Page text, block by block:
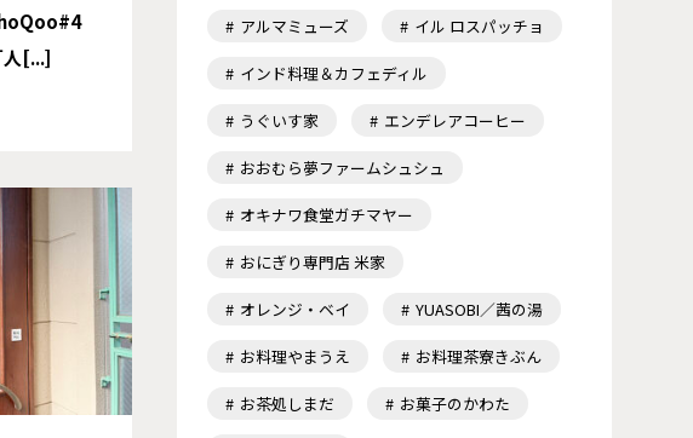
人[...]
アルマミューズ イル ロスパッチョ
インド料理＆カフェディル
うぐいす家 エンデレアコーヒー
おおむら夢ファームシュシュ
オキナワ食堂ガチマヤー
おにぎり専門店 米家
オレンジ・ベイ YUASOBI／茜の湯
お料理やまうえ お料理茶寮きぶん
お茶処しまだ お菓子のかわた